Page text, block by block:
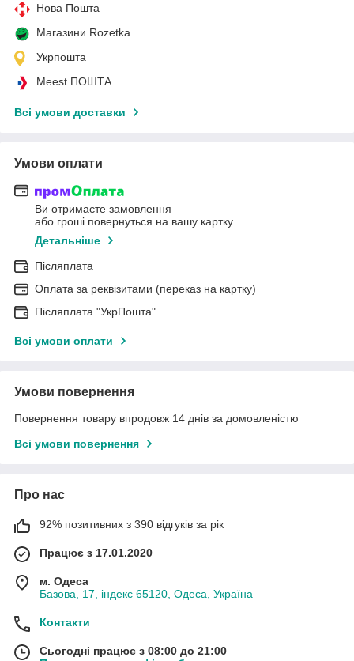
Нова Пошта
Магазини Rozetka
Укрпошта
Meest ПОШТА
Всі умови доставки
Умови оплати
Ви отримаєте замовлення
або гроші повернуться на вашу картку
Детальніше
Післяплата
Оплата за реквізитами (переказ на картку)
Післяплата "УкрПошта"
Всі умови оплати
Умови повернення
Повернення товару впродовж 14 днів за домовленістю
Всі умови повернення
Про нас
92% позитивних з 390 відгуків за рік
Працює з 17.01.2020
м. Одеса
Базова, 17, індекс 65120, Одеса, Україна
Контакти
Сьогодні працює з 08:00 до 21:00